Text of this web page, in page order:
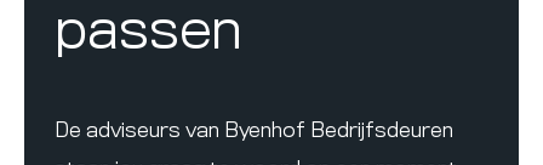
passen
De adviseurs van Byenhof Bedrijfsdeuren